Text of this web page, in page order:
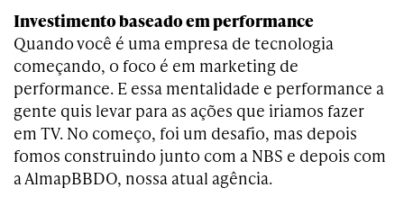
Investimento baseado em performance
Quando você é uma empresa de tecnologia
começando, o foco é em marketing de
performance. E essa mentalidade e performance a
gente quis levar para as ações que iriamos fazer
em TV. No começo, foi um desafio, mas depois
fomos construindo junto com a NBS e depois com
a AlmapBBDO, nossa atual agência.